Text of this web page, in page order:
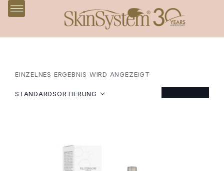
EINZELNES ERGEBNIS WIRD ANGEZEIGT
STANDARDSORTIERUNG